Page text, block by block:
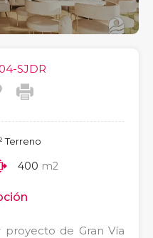
SJDR
Terreno
400 m2
de Gran Vía